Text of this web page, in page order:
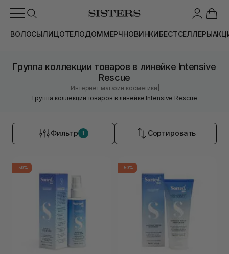
ВОЛОСЫЛИЦОТЕЛОДОММЕРЧНОВИНКИБЕСТСЕЛЛЕРЫ
Группа коллекции товаров в линейке Intensive
Rescue
Интернет магазин косметики
Группа коллекции товаров в линейке Intensive Rescue
Фильтр 1 Сортировать
-50% -50%